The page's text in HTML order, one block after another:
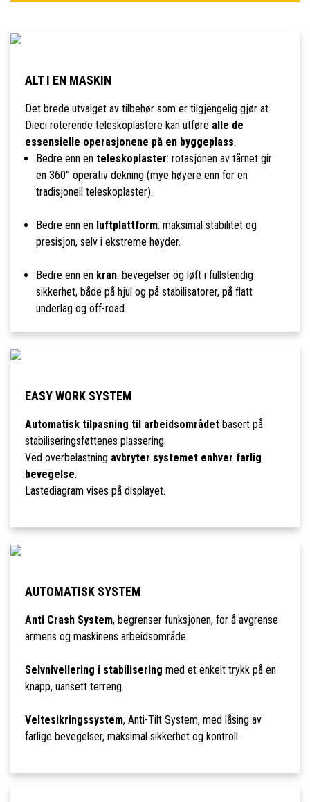
ALT I EN MASKIN
Det brede utvalget av tilbehør som er tilgjengelig gjør at
Dieci roterende teleskoplastere kan utføre alle de
essensielle operasjonene på en byggeplass.
Bedre enn en teleskoplaster: rotasjonen av tårnet gir
en 360° operativ dekning (mye høyere enn for en
tradisjonell teleskoplaster).
Bedre enn en luftplattform: maksimal stabilitet og
presisjon, selv i ekstreme høyder.
Bedre enn en kran: bevegelser og løft i fullstendig
sikkerhet, både på hjul og på stabilisatorer, på flatt
underlag og off-road.
EASY WORK SYSTEM
Automatisk tilpasning til arbeidsområdetbasert på
stabiliseringsføttenes plassering.
Ved overbelastning avbryter systemet enhver farlig
bevegelse.
Lastediagram vises på displayet.
AUTOMATISK SYSTEM
Anti Crash System, begrenser funksjonen, for å avgrense
armens og maskinens arbeidsområde.
Selvnivellering i stabilisering med et enkelt trykk på en
knapp, uansett terreng.
Veltesikringssystem, Anti-Tilt System, med låsing av
farlige bevegelser, maksimal sikkerhet og kontroll.